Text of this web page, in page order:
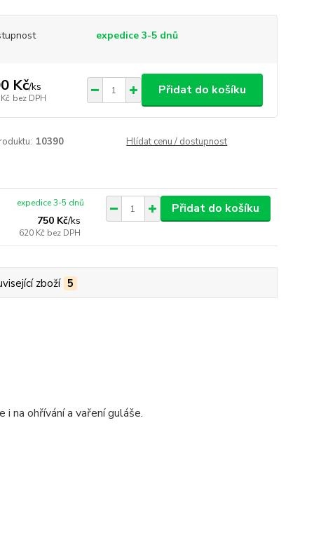
expedice 3-5 dnů
Kč/ks
bez DPH
Přidat do košíku
10390 Hlídat cenu / dostupnost
750 Kč/ks
620 Kč bez DPH
expedice 3-5 dnů Přidat do košíku
zboží 5
na ohřívání a vaření guláše.